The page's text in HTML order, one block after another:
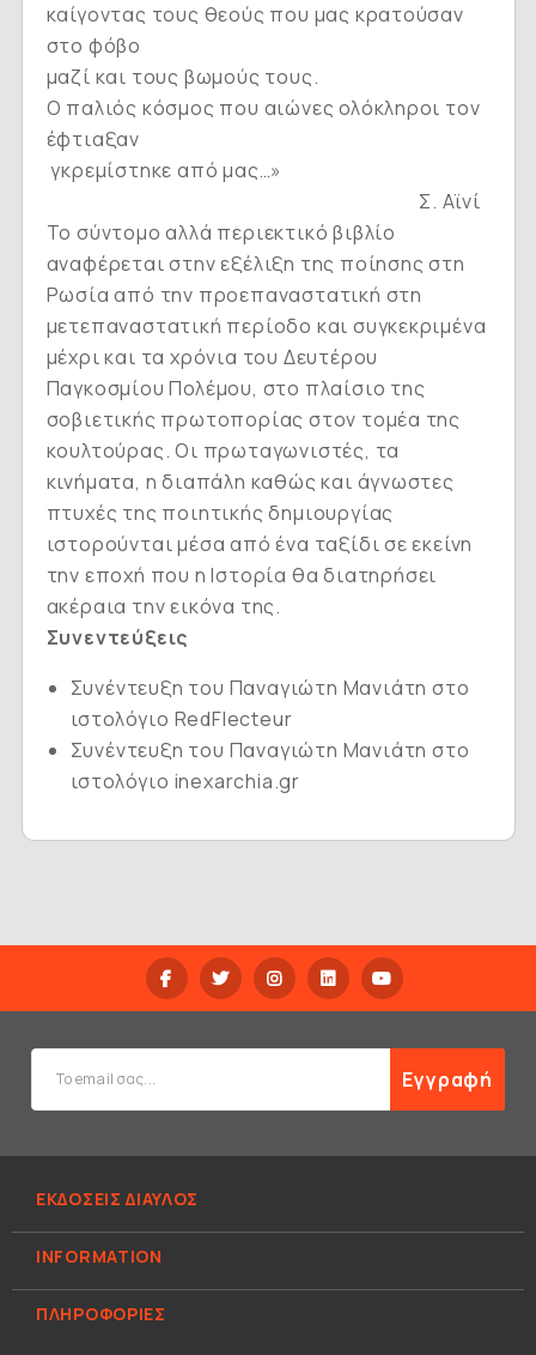
καίγοντας τους θεούς που μας κρατούσαν
στο φόβο
μαζί και τους βωμούς τους.
Ο παλιός κόσμος που αιώνες ολόκληροι τον
έφτιαξαν
γκρεμίστηκε από μας…»
Σ. Αϊνί
Το σύντομο αλλά περιεκτικό βιβλίο
αναφέρεται στην εξέλιξη της ποίησης στη
Ρωσία από την προεπαναστατική στη
μετεπαναστατική περίοδο και συγκεκριμένα
μέχρι και τα χρόνια του Δευτέρου
Παγκοσμίου Πολέμου, στο πλαίσιο της
σοβιετικής πρωτοπορίας στον τομέα της
κουλτούρας. Οι πρωταγωνιστές, τα
κινήματα, η διαπάλη καθώς και άγνωστες
πτυχές της ποιητικής δημιουργίας
ιστορούνται μέσα από ένα ταξίδι σε εκείνη
την εποχή που η Ιστορία θα διατηρήσει
ακέραια την εικόνα της.
Συνεντεύξεις
Συνέντευξη του Παναγιώτη Μανιάτη στο
ιστολόγιο RedFlecteur
Συνέντευξη του Παναγιώτη Μανιάτη στο
ιστολόγιο inexarchia.gr
Εγγραφή
ΕΚΔΟΣΕΙΣ ΔΙΑΥΛΟΣ
INFORMATION
ΠΛΗΡΟΦΟΡΊΕΣ